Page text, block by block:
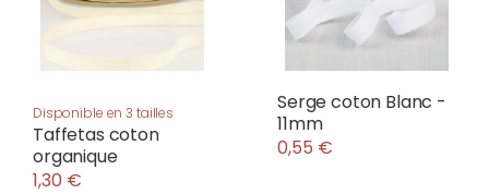
Disponible en 3 tailles
Taffetas coton
organique
1,30 €
Serge coton Blanc -
11mm
0,55 €